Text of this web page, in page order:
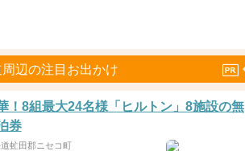
辺の注目お出かけ
！8組最大24名様「ヒルトン」8施設の無
券
虻田郡ニセコ町